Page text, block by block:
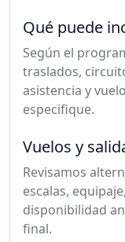
Qué puede
Según el
traslados,
asistencia y
especifique.
Vuelos y
Revisamos
escalas,
disponibilidad
final.